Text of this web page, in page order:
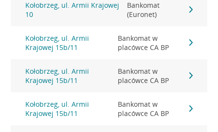
Kołobrzeg, ul. Armii Krajowej
10
Bankomat
(Euronet)
Kołobrzeg, ul. Armii
Krajowej 15b/11
Bankomat w
placówce CA BP
Kołobrzeg, ul. Armii
Krajowej 15b/11
Bankomat w
placówce CA BP
Kołobrzeg, ul. Armii
Krajowej 15b/11
Bankomat w
placówce CA BP